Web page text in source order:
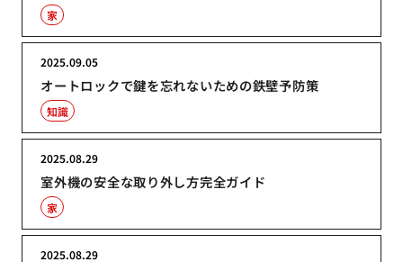
家
オートロックで鍵を忘れないための鉄壁予防策
2025.09.05
知識
室外機の安全な取り外し方完全ガイド
2025.08.29
家
2025.08.29